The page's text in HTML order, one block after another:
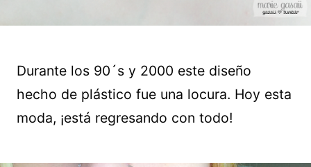
Durante los 90´s y 2000 este diseño
hecho de plástico fue una locura. Hoy esta
moda, ¡está regresando con todo!